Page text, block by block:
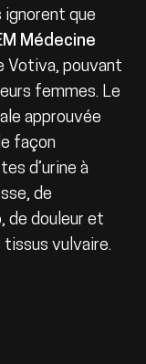
ignorent que
Médecine
pouvant
femmes. Le
approuvée
façon
d’urine à
de
de douleur et
tissus vulvaire.